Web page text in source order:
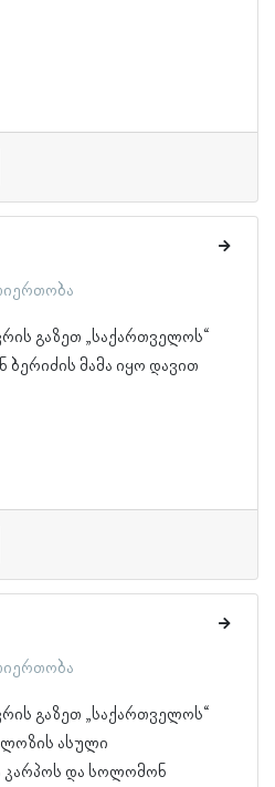
გაზეთ „საქართველოს“
მამა იყო დავით
გაზეთ „საქართველოს“
ასული
კარპოს და სოლომონ